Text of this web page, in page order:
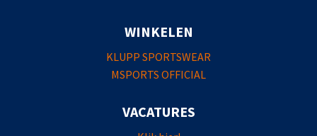
WINKELEN
KLUPP SPORTSWEAR
MSPORTS OFFICIAL
VACATURES